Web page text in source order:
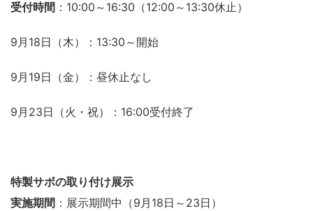
受付時間 ：10:00～16:30（12:00～13:30休止）
9月18日（木）：13:30～開始
9月19日（金）：昼休止なし
9月23日（火・祝）：16:00受付終了
特製サボの取り付け展示
実施期間 ：展示期間中（9月18日～23日）